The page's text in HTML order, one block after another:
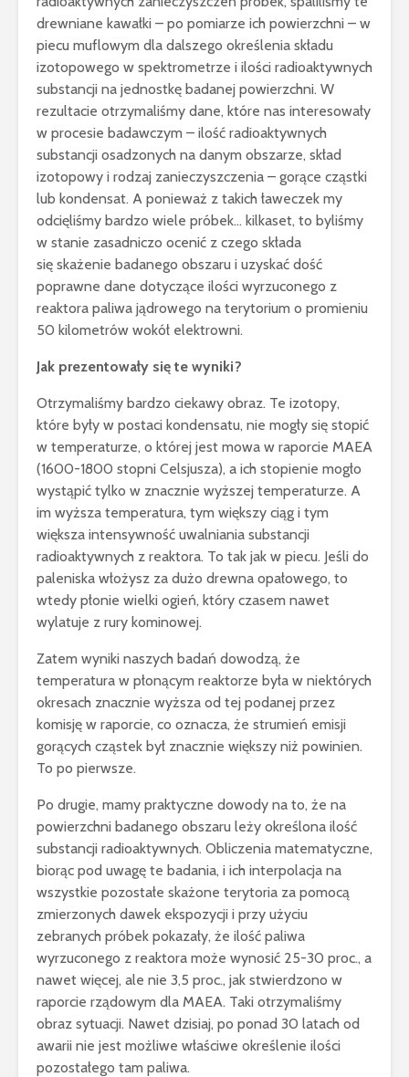
drewniane kawałki – po pomiarze ich powierzchni – w
piecu muflowym dla dalszego określenia składu
izotopowego w spektrometrze i ilości radioaktywnych
substancji na jednostkę badanej powierzchni. W
rezultacie otrzymaliśmy dane, które nas interesowały
w procesie badawczym – ilość radioaktywnych
substancji osadzonych na danym obszarze, skład
izotopowy i rodzaj zanieczyszczenia – gorące cząstki
lub kondensat. A ponieważ z takich ławeczek my
odcięliśmy bardzo wiele próbek… kilkaset, to byliśmy
w stanie zasadniczo ocenić z czego składa
się skażenie badanego obszaru i uzyskać dość
poprawne dane dotyczące ilości wyrzuconego z
reaktora paliwa jądrowego na terytorium o promieniu
50 kilometrów wokół elektrowni.
Jak prezentowały się te wyniki?
Otrzymaliśmy bardzo ciekawy obraz. Te izotopy,
które były w postaci kondensatu, nie mogły się stopić
w temperaturze, o której jest mowa w raporcie MAEA
(1600-1800 stopni Celsjusza), a ich stopienie mogło
wystąpić tylko w znacznie wyższej temperaturze. A
im wyższa temperatura, tym większy ciąg i tym
większa intensywność uwalniania substancji
radioaktywnych z reaktora. To tak jak w piecu. Jeśli do
paleniska włożysz za dużo drewna opałowego, to
wtedy płonie wielki ogień, który czasem nawet
wylatuje z rury kominowej.
Zatem wyniki naszych badań dowodzą, że
temperatura w płonącym reaktorze była w niektórych
okresach znacznie wyższa od tej podanej przez
komisję w raporcie, co oznacza, że strumień emisji
gorących cząstek był znacznie większy niż powinien.
To po pierwsze.
Po drugie, mamy praktyczne dowody na to, że na
powierzchni badanego obszaru leży określona ilość
substancji radioaktywnych. Obliczenia matematyczne,
biorąc pod uwagę te badania, i ich interpolacja na
wszystkie pozostałe skażone terytoria za pomocą
zmierzonych dawek ekspozycji i przy użyciu
zebranych próbek pokazały, że ilość paliwa
wyrzuconego z reaktora może wynosić 25-30 proc., a
nawet więcej, ale nie 3,5 proc., jak stwierdzono w
raporcie rządowym dla MAEA. Taki otrzymaliśmy
obraz sytuacji. Nawet dzisiaj, po ponad 30 latach od
awarii nie jest możliwe właściwe określenie ilości
pozostałego tam paliwa.